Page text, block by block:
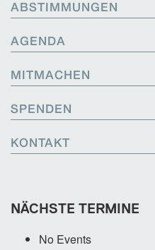
ABSTIMMUNGEN
AGENDA
MITMACHEN
SPENDEN
KONTAKT
NÄCHSTE TERMINE
No Events